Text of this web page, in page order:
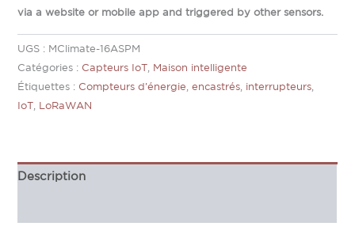
via a website or mobile app and triggered by other sensors.
UGS : MClimate-16ASPM
Catégories : Capteurs IoT
Maison intelligente
Étiquettes : Compteurs d'énergie ,encastrés interrupteurs
IoT
LoRaWAN
Description